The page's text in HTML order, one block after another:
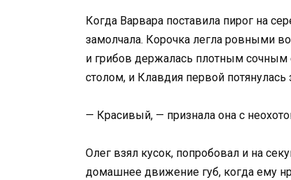
Когда Варвара поставила пирог на
замолчала. Корочка легла ровными
и грибов держалась плотным сочным
столом, и Клавдия первой потянулась
— Красивый, — признала она с
Олег взял кусок, попробовал и на
домашнее движение губ, когда ему